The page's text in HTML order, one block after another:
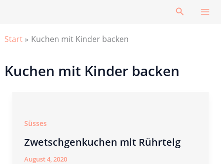
Suchen
Start Kuchen mit Kinder backen
Kuchen mit Kinder backen
Süsses
Zwetschgenkuchen mit Rührteig
August 4, 2020